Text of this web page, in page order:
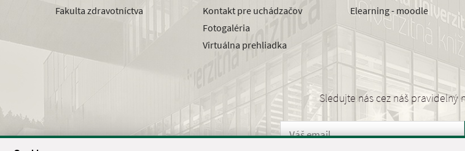
Fakulta zdravotníctva
Kontakt pre uchádzačov
Fotogaléria
Virtuálna prehliadka
Elearning - moodle
Sledujte nás cez náš pravidelný